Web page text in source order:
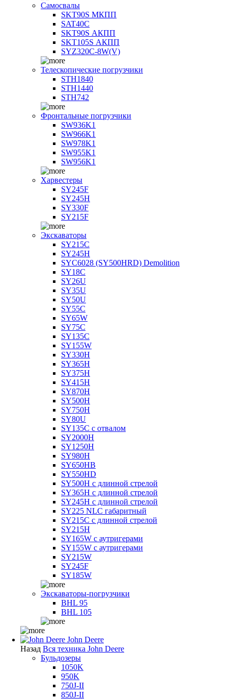
Самосвалы
SKT90S МКПП
SAT40C
SKT90S АКПП
SKT105S АКПП
SYZ320C-8W(V)
Телескопические погрузчики
STH1840
STH1440
STH742
Фронтальные погрузчики
SW936K1
SW966K1
SW978K1
SW955K1
SW956K1
Харвестеры
SY245F
SY245H
SY330F
SY215F
Экскаваторы
SY215C
SY245H
SYC6028 (SY500HRD) Demolition
SY18C
SY26U
SY35U
SY50U
SY55C
SY65W
SY75C
SY135C
SY155W
SY330H
SY365H
SY375H
SY415H
SY870H
SY500H
SY750H
SY80U
SY135C с отвалом
SY2000H
SY1250H
SY980H
SY650HB
SY550HD
SY500H с длинной стрелой
SY365H с длинной стрелой
SY245H с длинной стрелой
SY225 NLC габаритный
SY215C с длинной стрелой
SY215H
SY165W с аутригерами
SY155W с аутригерами
SY215W
SY245F
SY185W
Экскаваторы-погрузчики
BHL 95
BHL 105
John Deere
Назад Вся техника John Deere
Бульдозеры
1050K
950K
750J-II
850J-II